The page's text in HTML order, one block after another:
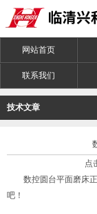
网站首页
联系我们
技术文章
点
数控圆台平面磨床正
吧！